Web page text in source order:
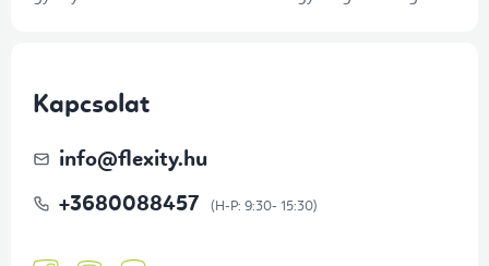
Kapcsolat
info@flexity.hu
+3680088457